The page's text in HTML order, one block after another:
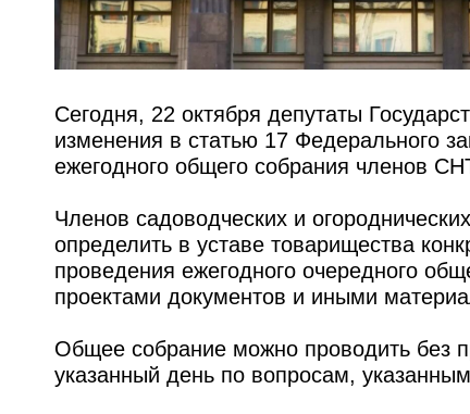
Сегодня, 22 октября депутаты
изменения в статью 17 Федерального
ежегодного общего собрания членов
Членов садоводческих и
определить в уставе товарищества
проведения ежегодного очередного
проектами документов и иными
Общее собрание можно проводить без
указанный день по вопросам,